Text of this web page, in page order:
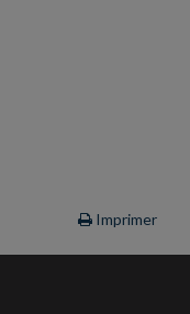
Imprimer